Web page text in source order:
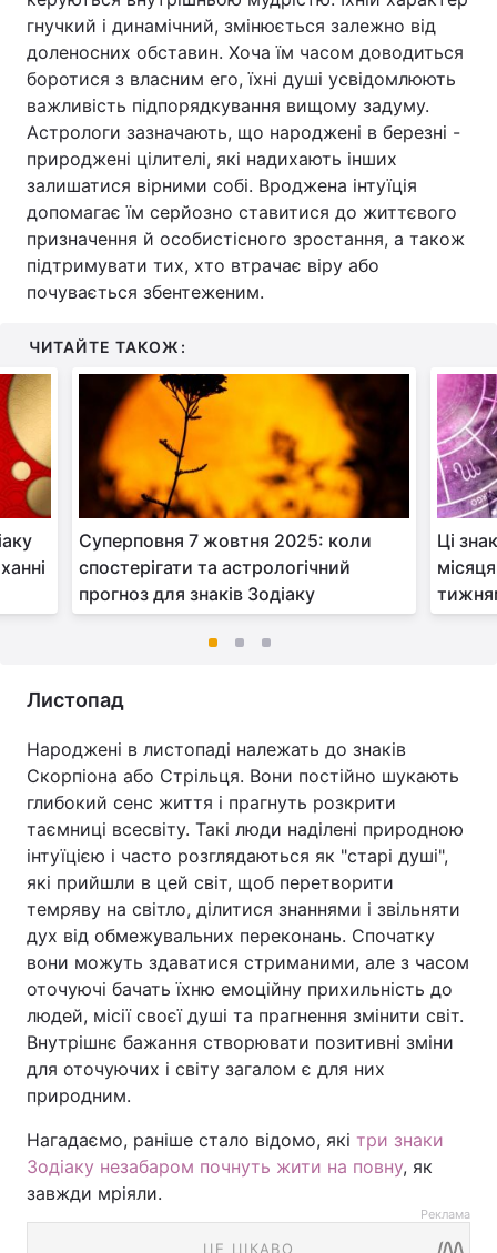
гнучкий і динамічний, змінюється залежно від
доленосних обставин. Хоча їм часом доводиться
боротися з власним его, їхні душі усвідомлюють
важливість підпорядкування вищому задуму.
Астрологи зазначають, що народжені в березні -
природжені цілителі, які надихають інших
залишатися вірними собі. Вроджена інтуїція
допомагає їм серйозно ставитися до життєвого
призначення й особистісного зростання, а також
підтримувати тих, хто втрачає віру або
почувається збентеженим.
ЧИТАЙТЕ ТАКОЖ:
Суперповня 7 жовтня 2025: коли
спостерігати та астрологічний
прогноз для знаків Зодіаку
Ці
Листопад
Народжені в листопаді належать до знаків
Скорпіона або Стрільця. Вони постійно шукають
глибокий сенс життя і прагнуть розкрити
таємниці всесвіту. Такі люди наділені природною
інтуїцією і часто розглядаються як "старі душі",
які прийшли в цей світ, щоб перетворити
темряву на світло, ділитися знаннями і звільняти
дух від обмежувальних переконань. Спочатку
вони можуть здаватися стриманими, але з часом
оточуючі бачать їхню емоційну прихильність до
людей, місії своєї душі та прагнення змінити світ.
Внутрішнє бажання створювати позитивні зміни
для оточуючих і світу загалом є для них
природним.
Нагадаємо, раніше стало відомо, які три знаки
Зодіаку незабаром почнуть жити на повну, як
завжди мріяли.
Реклама